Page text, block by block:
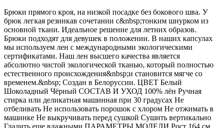
Брюки прямого кроя, на низкой посадке без бокового шва. У
брюк легкая резинкав сочетании с&nbsp;тонким шнурком из
основной ткани. Идеальное решение для летних образов.
Брюки подходят для девушек в положении. В наших капсулах
мы используем лен с международными экологическими
сертификатами. Наш лен высшего качества является
абсолютно чистой экологической тканью, который полностью
естественного происхождения&nbsp;и становится мягче со
временем.&nbsp; Создан в Белоруссии. ЦВЕТ Белый
Шоколадный Чёрный СОСТАВ И УХОД 100% лён Ручная
стирка или деликатная машинная при 30 градусах Не
отбеливать Не использовать порошок с хлором Не отжимать в
машинке Не выкручивать перед сушкой Сушить вертикально
Гладить еще влажными ПАРАМЕТРЫ МОДЕЛИ Рост 164 см